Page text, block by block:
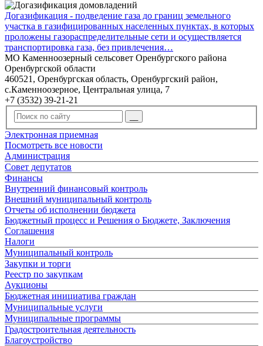
Догазификация - подведение газа до границ земельного
участка в газифицированных населенных пунктах, в которых
проложены газораспределительные сети и осуществляется
транспортировка газа, без привлечения…
МО Каменноозерный сельсовет Оренбургского района
Оренбургской области
460521, Оренбургская область, Оренбургский район,
с.Каменноозерное, Центральная улица, 7
+7 (3532) 39-21-21
Электронная приемная
Посмотреть все новости
Администрация
Совет депутатов
Финансы
Внутренний финансовый контроль
Внешний муниципальный контроль
Отчеты об исполнении бюджета
Бюджетный процесс и Решения о Бюджете, Заключения
Соглашения
Налоги
Муниципальный контроль
Закупки и торги
Реестр по закупкам
Аукционы
Бюджетная инициатива граждан
Муниципальные услуги
Муниципальные программы
Градостроительная деятельность
Благоустройство